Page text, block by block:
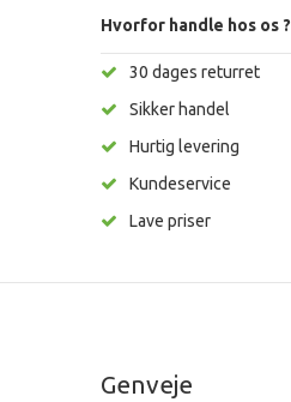
Hvorfor handle hos os ?
30 dages returret
Sikker handel
Hurtig levering
Kundeservice
Lave priser
Genveje